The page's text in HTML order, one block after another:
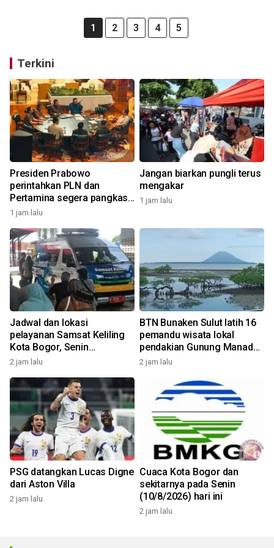
1 2 3 4 5
Terkini
Presiden Prabowo
perintahkan PLN dan
Pertamina segera pangkas
anak-cucu perusahaan
1 jam lalu
Jangan biarkan pungli terus
mengakar
1 jam lalu
Jadwal dan lokasi
pelayanan Samsat Keliling
Kota Bogor, Senin
(10/8/2026)
2 jam lalu
BTN Bunaken Sulut latih 16
pemandu wisata lokal
pendakian Gunung Manado
Tua
2 jam lalu
PSG datangkan Lucas Digne
dari Aston Villa
2 jam lalu
Cuaca Kota Bogor dan
sekitarnya pada Senin
(10/8/2026) hari ini
2 jam lalu